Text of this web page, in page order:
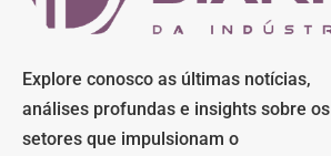
Explore conosco as últimas notícias,
análises profundas e insights sobre os
setores que impulsionam o